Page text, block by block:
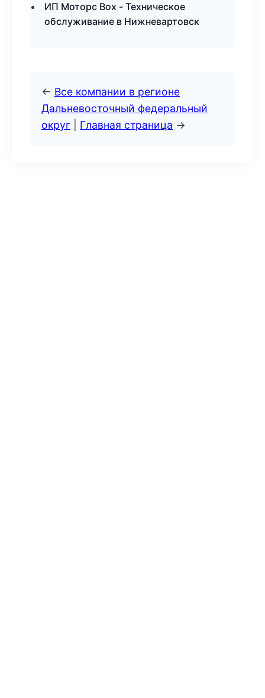
ИП Моторс Box - Техническое
обслуживание в Нижневартовск
← Все компании в регионе
Дальневосточный федеральный
округ
Главная страница →